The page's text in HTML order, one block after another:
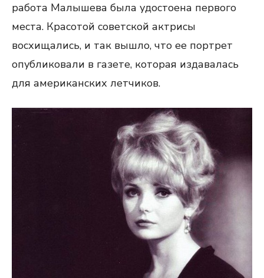
работа Малышева была удостоена первого
места. Красотой советской актрисы
восхищались, и так вышло, что ее портрет
опубликовали в газете, которая издавалась
для американских летчиков.